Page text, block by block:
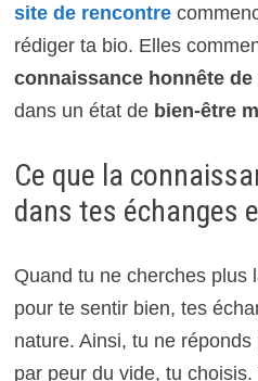
site de rencontre
rédiger ta bio. Elles
connaissance honnête de
dans un état de bien-être
Ce que la
dans tes échanges
Quand tu ne cherches plus
pour te sentir bien, tes
nature. Ainsi, tu ne
par peur du vide, tu